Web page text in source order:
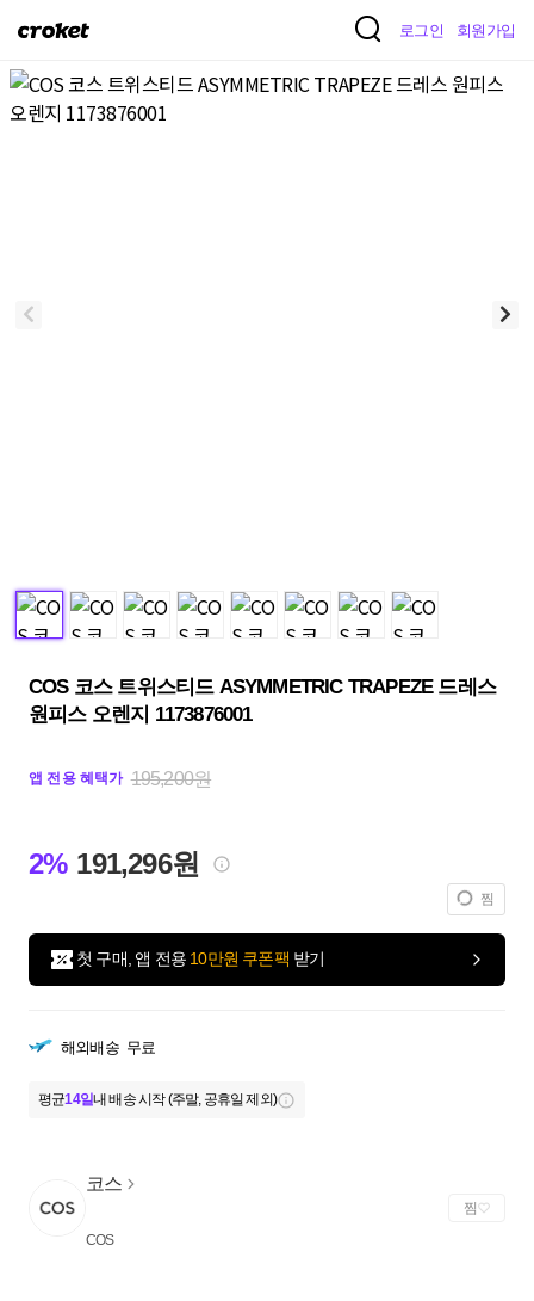
크
켓
로그인 회원가입
COS 코스 트위스티드 ASYMMETRIC TRAPEZE 드레스
원피스 오렌지 1173876001
앱 전용 혜택가 195,200원
2% 191,296원
찜
첫 구매, 앱 전용 10만원 쿠폰팩 받기
해외배송 무료
평균14일내 배송 시작 (주말, 공휴일 제외)
코스
COS
찜